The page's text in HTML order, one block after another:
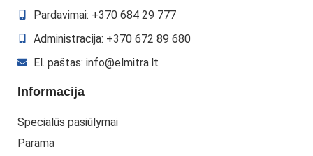
Pardavimai: +370 684 29 777
Administracija: +370 672 89 680
El. paštas: info@elmitra.lt
Informacija
Specialūs pasiūlymai
Parama